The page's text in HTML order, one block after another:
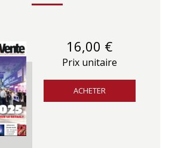
16,00 €
Prix unitaire
ACHETER